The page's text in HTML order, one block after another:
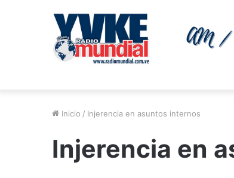
Inicio / Injerencia en asuntos internos
Injerencia en